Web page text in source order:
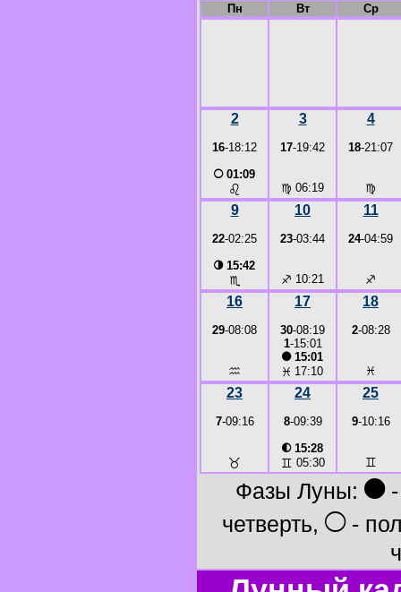
Пн Вт Ср
2
16-18:12
○01:09
♌
3
17-19:42
♍ 06:19
4
18-21:07
♍
9
22-02:25
◑15:42
♏
10
23-03:44
♐ 10:21
11
24-04:59
♐
16
29-08:08
♒
17
30-08:19
1-15:01
●15:01
♓ 17:10
18
2-08:28
♓
23
7-09:16
♉
24
8-09:39
◐15:28
♊ 05:30
25
9-10:16
♊
Фазы Луны: ●-
четверть, ○-